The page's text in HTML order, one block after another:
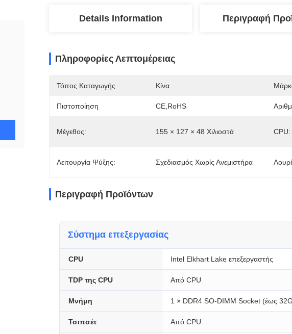
Details Information Περιγραφή
Πληροφορίες Λεπτομέρειας
Τόπος Καταγωγής Κίνα
Πιστοποίηση CE,RoHS
Μέγεθος: 155 × 127 × 48 Χιλιοστά CPU:
Λειτουργία Ψύξης: Σχεδιασμός Χωρίς Ανεμιστήρα
Περιγραφή Προϊόντων
Σύστημα επεξεργασίας
CPU Intel Elkhart Lake επεξεργαστής
TDP της CPU Από CPU
Μνήμη 1 × DDR4 SO-DIMM Socket (έως
Τσιπσέτ Από CPU